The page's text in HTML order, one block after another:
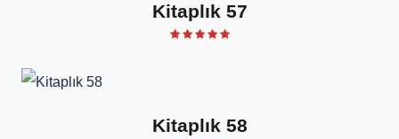
Kitaplık 57
Kitaplık 58